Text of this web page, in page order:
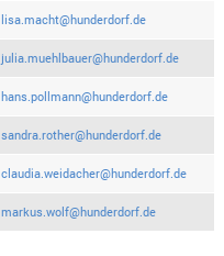
lisa.macht@hunderdorf.de
julia.muehlbauer@hunderdorf.de
hans.pollmann@hunderdorf.de
sandra.rother@hunderdorf.de
claudia.weidacher@hunderdorf.de
markus.wolf@hunderdorf.de